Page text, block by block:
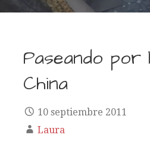
Paseando por
China
10 septiembre 2011
Laura